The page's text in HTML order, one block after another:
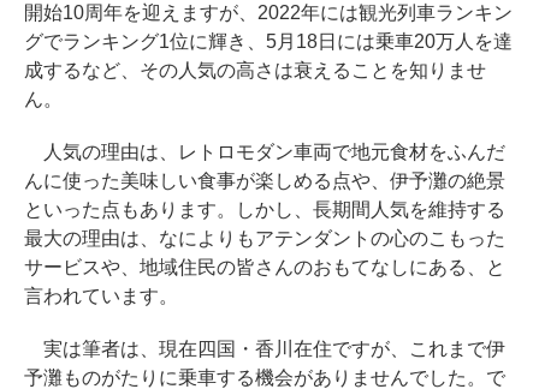
開始10周年を迎えますが、2022年には観光列車ランキン
グでランキング1位に輝き、5月18日には乗車20万人を達
成するなど、その人気の高さは衰えることを知りませ
ん。
人気の理由は、レトロモダン車両で地元食材をふんだ
んに使った美味しい食事が楽しめる点や、伊予灘の絶景
といった点もあります。しかし、長期間人気を維持する
最大の理由は、なによりもアテンダントの心のこもった
サービスや、地域住民の皆さんのおもてなしにある、と
言われています。
実は筆者は、現在四国・香川在住ですが、これまで伊
予灘ものがたりに乗車する機会がありませんでした。で